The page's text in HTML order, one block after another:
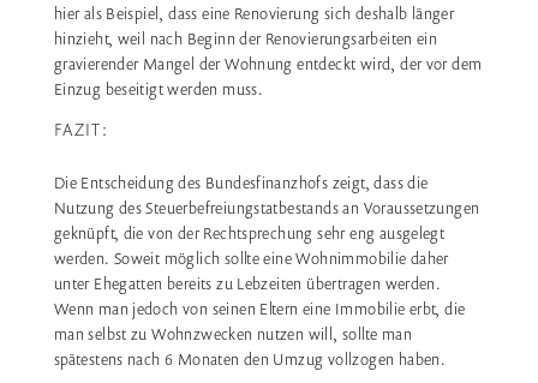
hier als Beispiel, dass eine Renovierung sich deshalb länger
hinzieht, weil nach Beginn der Renovierungsarbeiten ein
gravierender Mangel der Wohnung entdeckt wird, der vor dem
Einzug beseitigt werden muss.
FAZIT:
Die Entscheidung des Bundesfinanzhofs zeigt, dass die
Nutzung des Steuerbefreiungstatbestands an Voraussetzungen
geknüpft, die von der Rechtsprechung sehr eng ausgelegt
werden. Soweit möglich sollte eine Wohnimmobilie daher
unter Ehegatten bereits zu Lebzeiten übertragen werden.
Wenn man jedoch von seinen Eltern eine Immobilie erbt, die
man selbst zu Wohnzwecken nutzen will, sollte man
spätestens nach 6 Monaten den Umzug vollzogen haben.